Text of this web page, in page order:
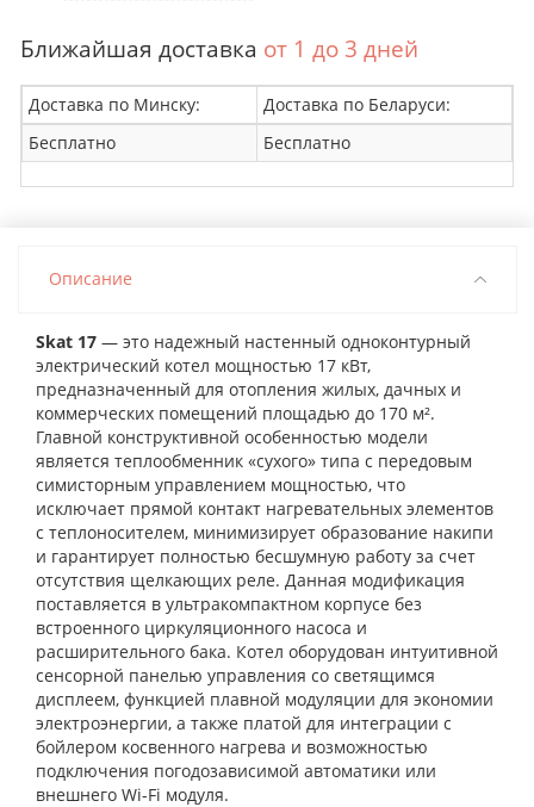
Ближайшая доставка от 1 до 3 дней
Доставка по Минску:
Доставка по Беларуси:
Бесплатно
Бесплатно
Описание
Skat 17 — это надежный настенный одноконтурный
электрический котел мощностью 17 кВт,
предназначенный для отопления жилых, дачных и
коммерческих помещений площадью до 170 м².
Главной конструктивной особенностью модели
является теплообменник «сухого» типа с передовым
симисторным управлением мощностью, что
исключает прямой контакт нагревательных элементов
с теплоносителем, минимизирует образование накипи
и гарантирует полностью бесшумную работу за счет
отсутствия щелкающих реле. Данная модификация
поставляется в ультракомпактном корпусе без
встроенного циркуляционного насоса и
расширительного бака. Котел оборудован интуитивной
сенсорной панелью управления со светящимся
дисплеем, функцией плавной модуляции для экономии
электроэнергии, а также платой для интеграции с
бойлером косвенного нагрева и возможностью
подключения погодозависимой автоматики или
внешнего Wi-Fi модуля.